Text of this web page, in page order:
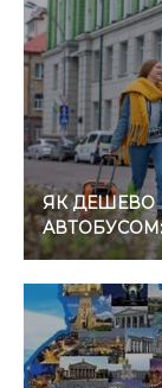
ЯК ДЕШЕВО